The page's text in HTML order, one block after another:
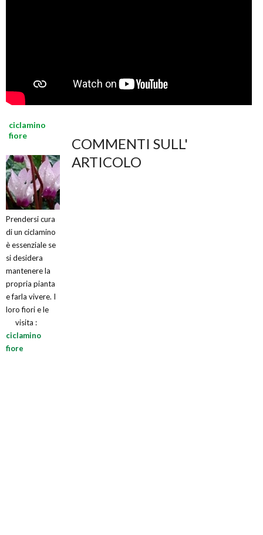
ciclamino
fiore
Prendersi cura
di un ciclamino
è essenziale se
si desidera
mantenere la
propria pianta
e farla vivere. I
loro fiori e le
visita :
ciclamino
fiore
COMMENTI SULL'
ARTICOLO